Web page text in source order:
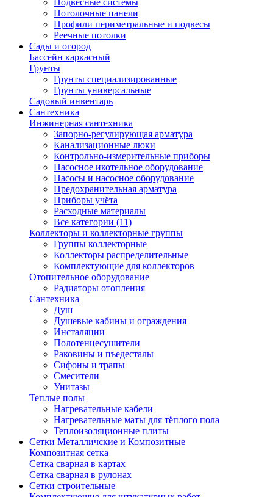
Подвесные системы
Потолочные панели
Профили периметральные и подвесы
Реечные потолки
Сады и огород
Бассейн каркасный
Грунты
Грунты специализированные
Грунты универсальные
Садовый инвентарь
Сантехника
Инжинерная сантехника
Запорно-регулирующая арматура
Канализационные люки
Контрольно-измерительные приборы
Насосное икотельное оборудование
Насосы и насосное оборудование
Предохранительная арматура
Приборы учёта
Расходные материалы
Все категории (11)
Коллекторы и коллекторные группы
Группы коллекторные
Коллекторы распределительные
Комплектующие для коллекторов
Отопительное оборудование
Радиаторы отопления
Сантехника
Душ
Душевые кабины и ограждения
Инсталяции
Полотенцесушители
Раковины и пъедесталы
Сифоны и трапы
Смесители
Унитазы
Теплые полы
Нагревательные кабели
Нагревательные маты для тёплого пола
Теплоизоляционные плиты
Сетки Металличские и Композитные
Композитная сетка
Сетка сварная в картах
Сетка сварная в рулонах
Сетки строительные